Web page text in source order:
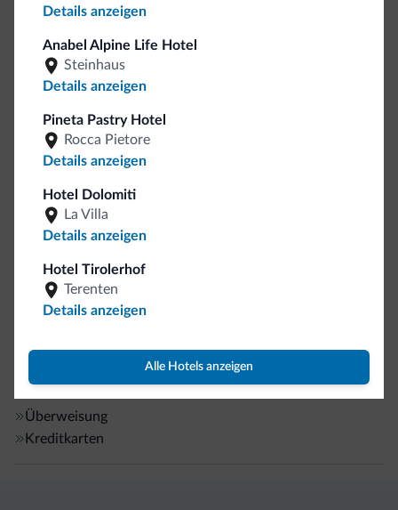
Englisch
Deutsch
Französich
WLAN im Gästezimmer
Internet
Wifi in gemeinsamen Räumen
Kostenloses WLAN-Internet
Rezeptionsservice
Gepäckaufbewahrung
Bezahlungen
Überweisung
Kreditkarten
Details anzeigen
Anabel Alpine Life Hotel
Steinhaus
Details anzeigen
Pineta Pastry Hotel
Rocca Pietore
Details anzeigen
Hotel Dolomiti
La Villa
Details anzeigen
Hotel Tirolerhof
Terenten
Details anzeigen
Alle Hotels anzeigen